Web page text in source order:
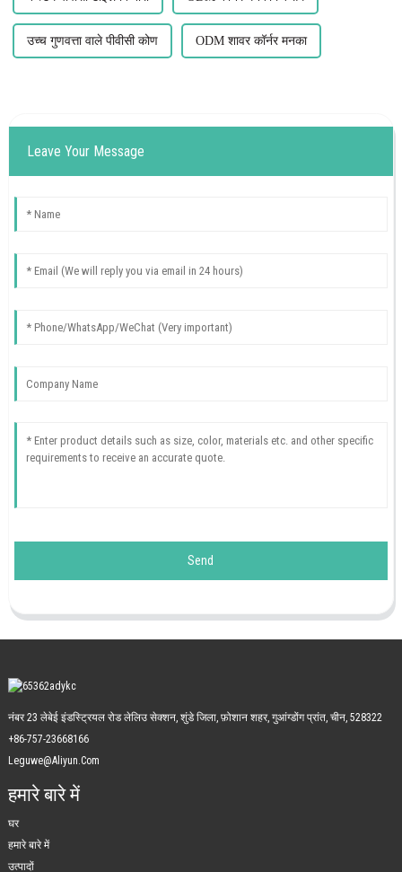
उच्च गुणवत्ता वाले पीवीसी कोण ODM शावर कॉर्नर मनका
Leave Your Message
Send
नंबर 23 लेबेई इंडस्ट्रियल रोड लेलिउ सेक्शन, शुंडे जिला, फ़ोशान शहर, गुआंग्डोंग प्रांत, चीन, 528322
+86-757-23668166
Leguwe@aliyun.com
हमारे बारे में
घर
हमारे बारे में
उत्पादों